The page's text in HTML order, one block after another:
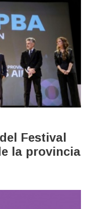
Festival
la provincia